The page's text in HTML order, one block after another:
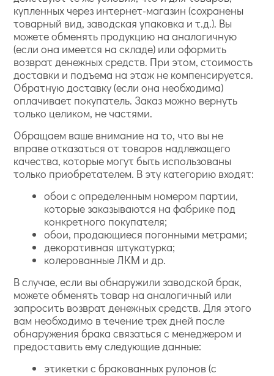
купленных через интернет-магазин (сохранены
товарный вид, заводская упаковка и т.д.). Вы
можете обменять продукцию на аналогичную
(если она имеется на складе) или оформить
возврат денежных средств. При этом, стоимость
доставки и подъема на этаж не компенсируется.
Обратную доставку (если она необходима)
оплачивает покупатель. Заказ можно вернуть
только целиком, не частями.
Обращаем ваше внимание на то, что вы не
вправе отказаться от товаров надлежащего
качества, которые могут быть использованы
только приобретателем. В эту категорию входят:
обои с определенным номером партии,
которые заказываются на фабрике под
конкретного покупателя;
обои, продающиеся погонными метрами;
декоративная штукатурка;
колерованные ЛКМ и др.
В случае, если вы обнаружили заводской брак,
можете обменять товар на аналогичный или
запросить возврат денежных средств. Для этого
вам необходимо в течение трех дней после
обнаружения брака связаться с менеджером и
предоставить ему следующие данные:
этикетки с бракованных рулонов (с